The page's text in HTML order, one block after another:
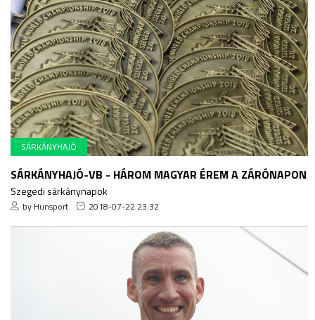
SÁRKÁNYHAJÓ
SÁRKÁNYHAJÓ-VB - HÁROM MAGYAR ÉREM A ZÁRÓNAPON
Szegedi sárkánynapok
by Hunsport 2018-07-22 23:32